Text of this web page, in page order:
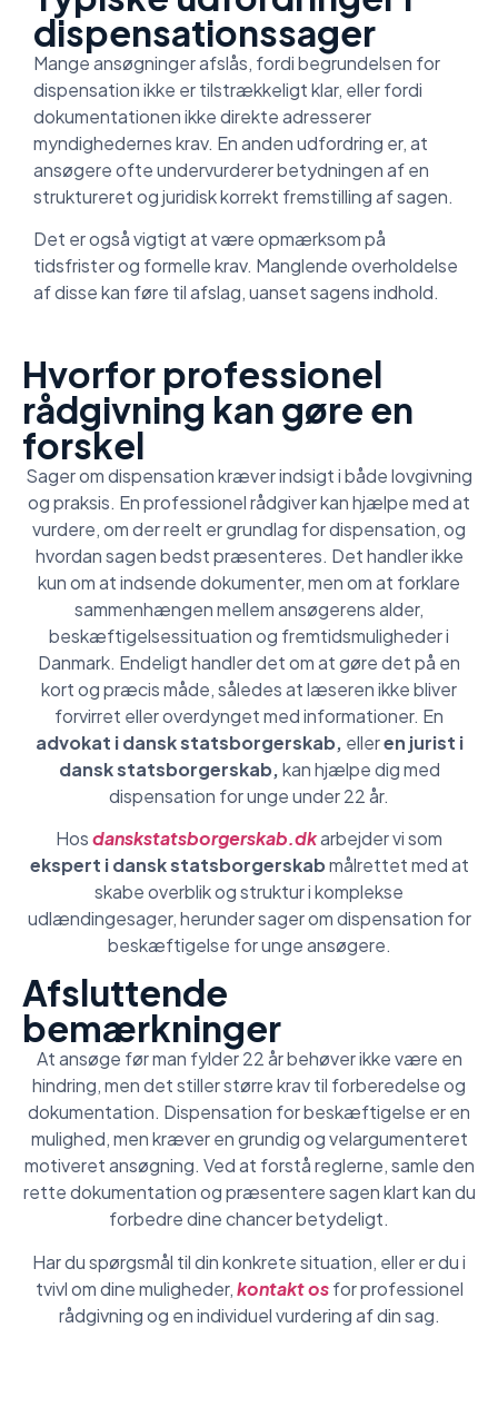
dispensationssager
Mange ansøgninger afslås, fordi begrundelsen for
dispensation ikke er tilstrækkeligt klar, eller fordi
dokumentationen ikke direkte adresserer
myndighedernes krav. En anden udfordring er, at
ansøgere ofte undervurderer betydningen af en
struktureret og juridisk korrekt fremstilling af sagen.
Det er også vigtigt at være opmærksom på
tidsfrister og formelle krav. Manglende overholdelse
af disse kan føre til afslag, uanset sagens indhold.
Hvorfor professionel
rådgivning kan gøre en
forskel
Sager om dispensation kræver indsigt i både lovgivning
og praksis. En professionel rådgiver kan hjælpe med at
vurdere, om der reelt er grundlag for dispensation, og
hvordan sagen bedst præsenteres. Det handler ikke
kun om at indsende dokumenter, men om at forklare
sammenhængen mellem ansøgerens alder,
beskæftigelsessituation og fremtidsmuligheder i
Danmark. Endeligt handler det om at gøre det på en
kort og præcis måde, således at læseren ikke bliver
forvirret eller overdynget med informationer. En
advokat i dansk statsborgerskab, elleren jurist i
dansk statsborgerskab,kan hjælpe dig med
dispensation for unge under 22 år.
Hosdanskstatsborgerskab.dkarbejder vi som
ekspert i dansk statsborgerskabmålrettet med at
skabe overblik og struktur i komplekse
udlændingesager, herunder sager om dispensation for
beskæftigelse for unge ansøgere.
Afsluttende
bemærkninger
At ansøge før man fylder 22 år behøver ikke være en
hindring, men det stiller større krav til forberedelse og
dokumentation. Dispensation for beskæftigelse er en
mulighed, men kræver en grundig og velargumenteret
motiveret ansøgning. Ved at forstå reglerne, samle den
rette dokumentation og præsentere sagen klart kan du
forbedre dine chancer betydeligt.
Har du spørgsmål til din konkrete situation, eller er du i
tvivl om dine muligheder,kontakt osfor professionel
rådgivning og en individuel vurdering af din sag.